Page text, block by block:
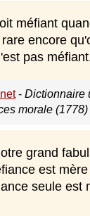
méfiant
encore
pas
- Dictionnaire
morale (1778)
grand
est
seule est